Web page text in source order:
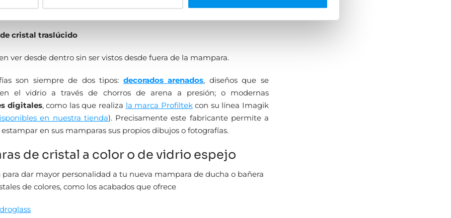
son muchas veces
cristal traslúcido
ver desde dentro sin ser vistos desde fuera de la mampara.
son siempre de dos tipos: decorados arenados, diseños que se
el vidrio a través de chorros de arena a presión; o modernas
digitales, como las que realiza la marca Profiltekcon su línea Imagik
en nuestra tienda). Precisamente este fabricante permite a
en sus mamparas sus propios dibujos o fotografías.
de cristal a color o de vidrio espejo
para dar mayor personalidad a tu nueva mampara de ducha o bañera
de colores, como los acabados que ofrece